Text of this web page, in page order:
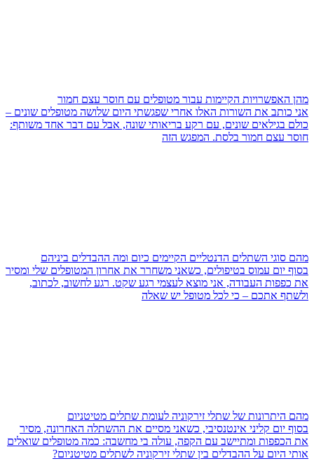
מהן האפשרויות הקיימות עבור מטופלים עם חוסר עצם חמור
אני כותב את השורות האלו אחרי שפגשתי היום שלושה מטופלים שונים –
כולם בגילאים שונים, עם רקע בריאותי שונה, אבל עם דבר אחד משותף:
חוסר עצם חמור בלסת. המפגש הזה
מהם סוגי השתלים הדנטליים הקיימים כיום ומה ההבדלים ביניהם
בסוף יום עמוס בטיפולים, כשאני משחרר את אחרון המטופלים שלי ומסיר
את כפפות העבודה, אני מוצא לעצמי רגע שקט. רגע לחשוב, לכתוב,
ולשתף אתכם – כי לכל מטופל יש שאלה
מהם היתרונות של שתלי זירקוניה לעומת שתלים מטיטניום
בסוף יום קליני אינטנסיבי, כשאני מסיים את ההשתלה האחרונה, מסיר
את הכפפות ומתיישב עם הקפה, עולה בי מחשבה: כמה מטופלים שואלים
אותי היום על ההבדלים בין שתלי זירקוניה לשתלים מטיטניום?